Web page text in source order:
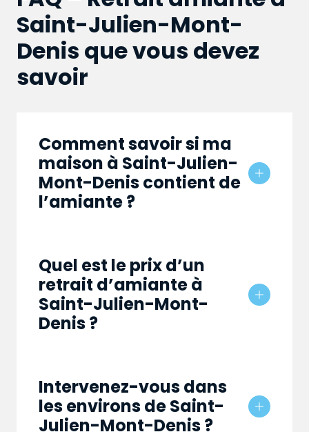
Saint-Julien-Mont-
Denis que vous devez
savoir
Comment savoir si ma
maison à Saint-Julien-
Mont-Denis contient de
l’amiante ?
Quel est le prix d’un
retrait d’amiante à
Saint-Julien-Mont-
Denis ?
Intervenez-vous dans
les environs de Saint-
Julien-Mont-Denis ?